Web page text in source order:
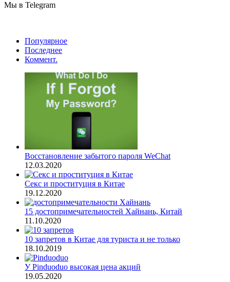
Мы в Telegram
Популярное
Последнее
Коммент.
Восстановление забытого пароля WeChat
12.03.2020
Секс и проституция в Китае
19.12.2020
15 достопримечательностей Хайнань, Китай
11.10.2020
10 запретов в Китае для туриста и не только
18.10.2019
У Pinduoduo высокая цена акций
19.05.2020